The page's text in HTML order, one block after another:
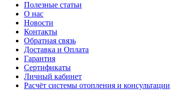
Полезные статьи
О нас
Новости
Контакты
Обратная связь
Доставка и Оплата
Гарантия
Сертификаты
Личный кабинет
Расчёт системы отопления и консультации